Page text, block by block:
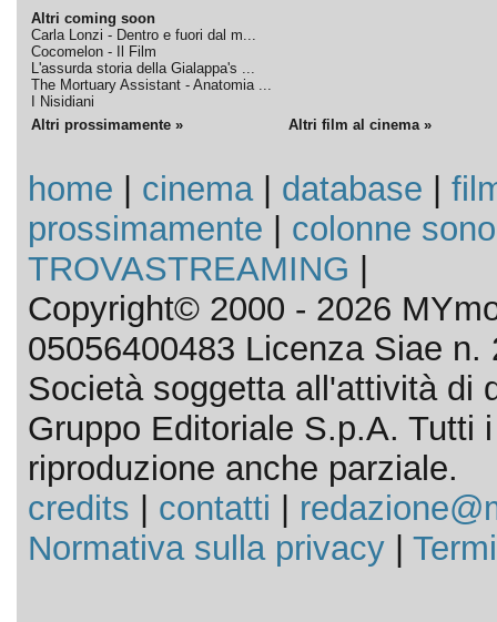
Altri coming soon
Carla Lonzi - Dentro e fuori dal m...
Cocomelon - Il Film
L'assurda storia della Gialappa's ...
The Mortuary Assistant - Anatomia ...
I Nisidiani
Altri prossimamente » Altri film al cinema »
home cinema| database
prossimamente
colonne
TROVASTREAMING
Copyright© 2000 - 2026
05056400483 Licenza Siae n.
Società soggetta all'attività di
Gruppo Editoriale S.p.A. Tutti
riproduzione anche parziale.
credits
contatti
Normativa sulla privacy|